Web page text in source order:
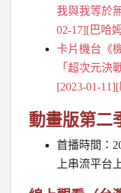
我與我等於
02-17][巴哈
卡片機台《
「超次元決
[2023-01-
動畫版第二
首播時間：
上串流平台